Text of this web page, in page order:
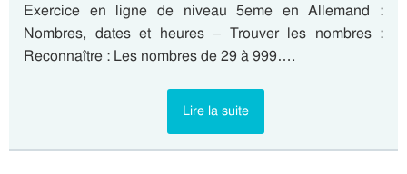
Exercice en ligne de niveau 5eme en Allemand :
Nombres, dates et heures – Trouver les nombres :
Reconnaître : Les nombres de 29 à 999….
Lire la suite